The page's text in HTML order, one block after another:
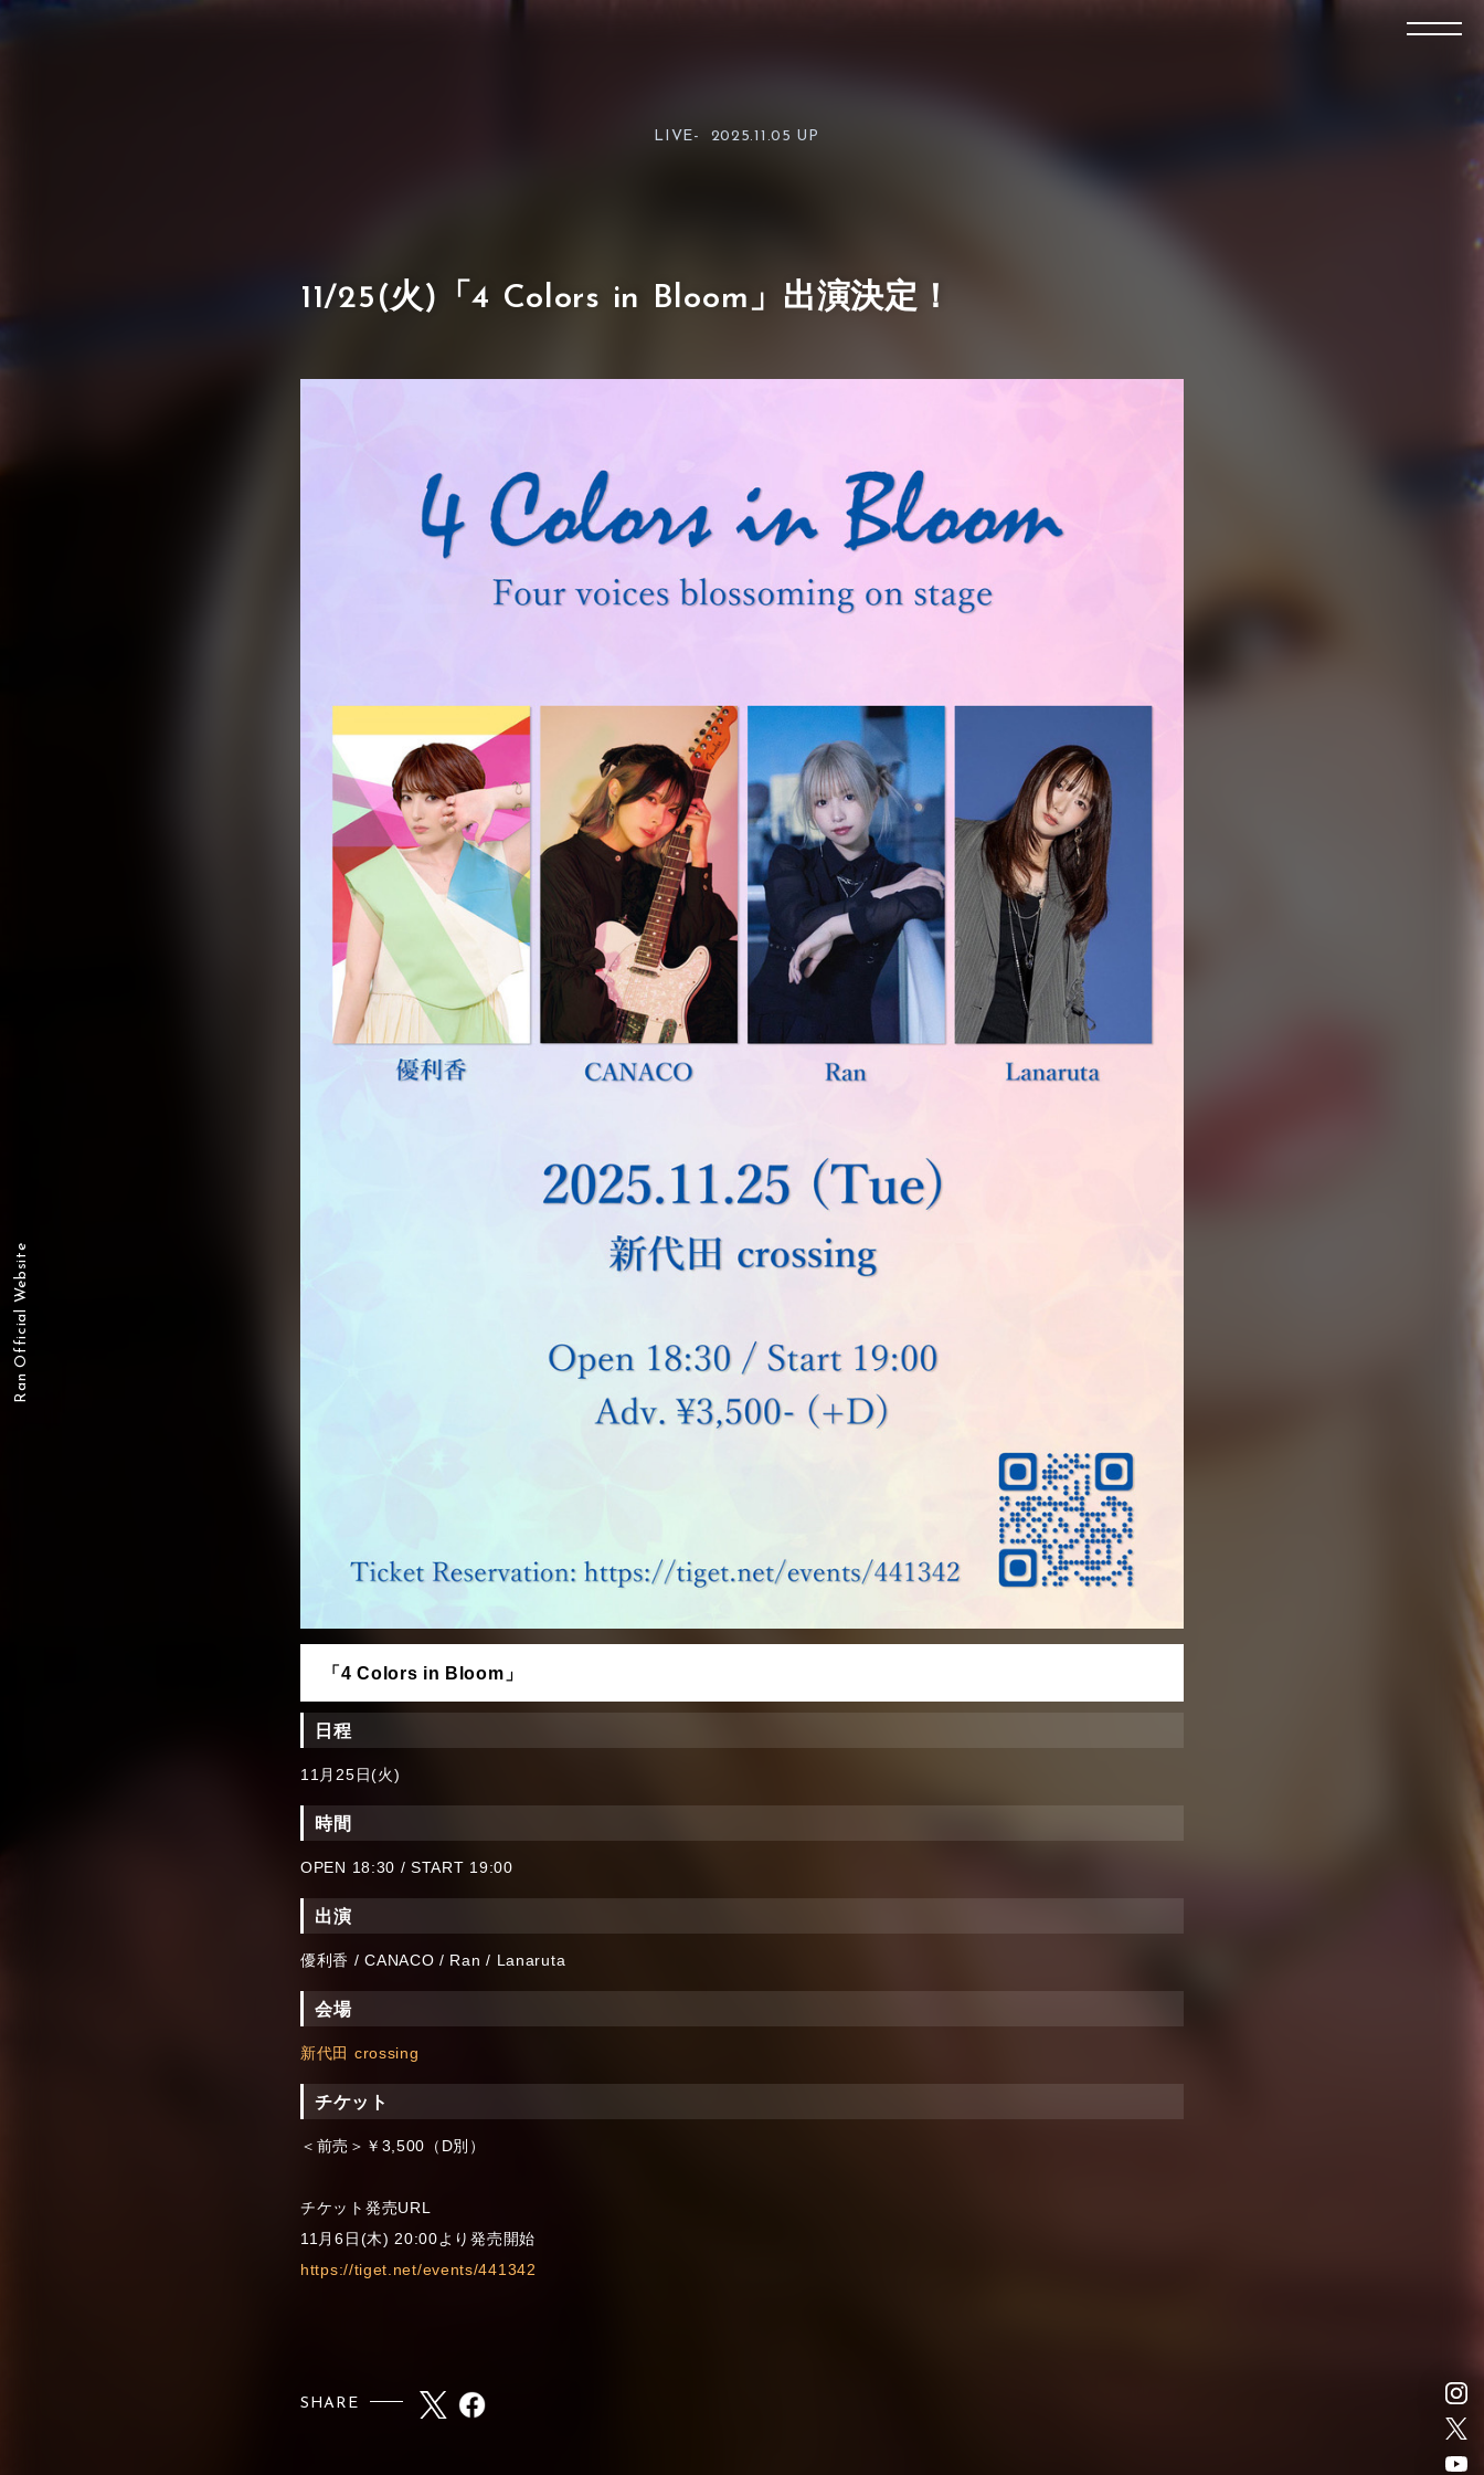
Ran Official Website
LIVE- 2025.11.05 UP
11/25(火)「4 Colors in Bloom」出演決定！
「4 Colors in Bloom」
日程
11月25日(火)
時間
OPEN 18:30 / START 19:00
出演
優利香 / CANACO / Ran / Lanaruta
会場
新代田 crossing
チケット
＜前売＞￥3,500（D別）
チケット発売URL
11月6日(木) 20:00より発売開始
https://tiget.net/events/441342
SHARE